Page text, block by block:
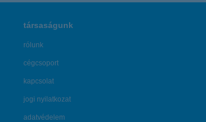
társaságunk
rólunk
cégcsoport
kapcsolat
jogi nyilatkozat
adatvédelem